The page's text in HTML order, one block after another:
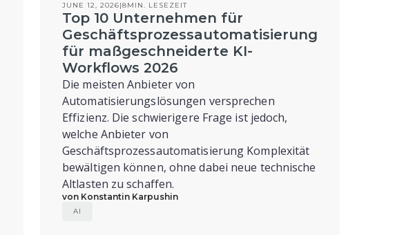
JUNE 12, 2026|8MIN. LESEZEIT
Top 10 Unternehmen für
Geschäftsprozessautomatisierung
für maßgeschneiderte KI-
Workflows 2026
Die meisten Anbieter von
Automatisierungslösungen versprechen
Effizienz. Die schwierigere Frage ist jedoch,
welche Anbieter von
Geschäftsprozessautomatisierung Komplexität
bewältigen können, ohne dabei neue technische
Altlasten zu schaffen.
von Konstantin Karpushin
AI